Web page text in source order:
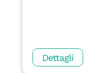
Dettagli